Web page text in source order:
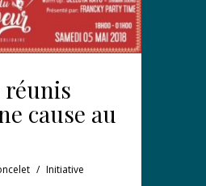
réunis
cause au
Initiative